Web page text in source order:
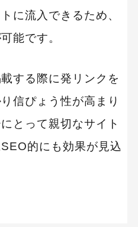
に流入できるため、
能です。
する際に発リンクを
信ぴょう性が高まり
とって親切なサイト
的にも効果が見込